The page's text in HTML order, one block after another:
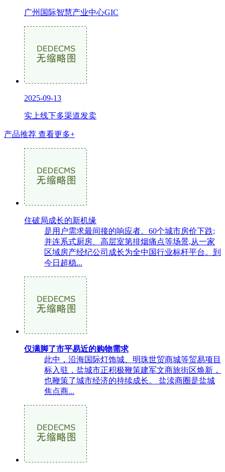
广州国际智慧产业中心GIC
2025-09-13
实上线下多渠道发卖
产品推荐 查看更多+
住破局成长的新机缘
是用户需求最间接的响应者。60个城市房价下跌;
并连系式厨房、高层室第排烟痛点等场景,从一家
区域房产经纪公司成长为全中国行业标杆平台。到
今日超稳...
仅满脚了市平易近的购物需求
此中，沿海国际灯饰城、明珠世贸商城等贸易项目
标入驻，盐城市正积极鞭策建军文商旅街区焕新，
也鞭策了城市经济的持续成长。 盐渎商圈是盐城
焦点商...